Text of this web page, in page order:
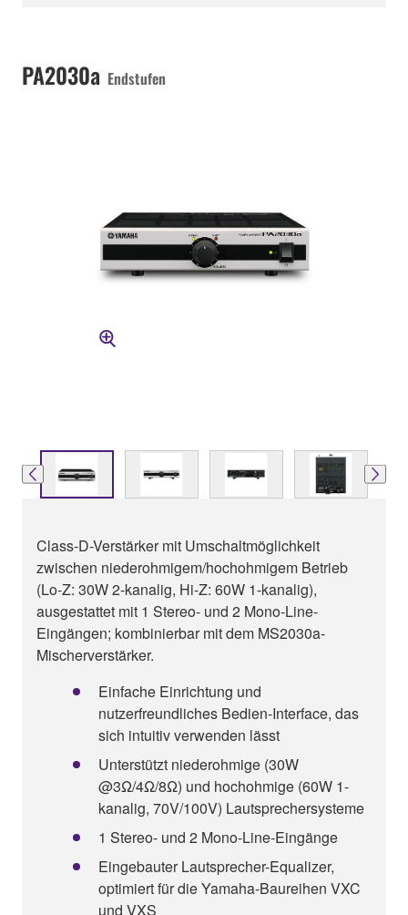
PA2030a Endstufen
Class-D-Verstärker mit Umschaltmöglichkeit
zwischen niederohmigem/hochohmigem Betrieb
(Lo-Z: 30W 2-kanalig, Hi-Z: 60W 1-kanalig),
ausgestattet mit 1 Stereo- und 2 Mono-Line-
Eingängen; kombinierbar mit dem MS2030a-
Mischerverstärker.
Einfache Einrichtung und
nutzerfreundliches Bedien-Interface, das
sich intuitiv verwenden lässt
Unterstützt niederohmige (30W
@3Ω/4Ω/8Ω) und hochohmige (60W 1-
kanalig, 70V/100V) Lautsprechersysteme
1 Stereo- und 2 Mono-Line-Eingänge
Eingebauter Lautsprecher-Equalizer,
optimiert für die Yamaha-Baureihen VXC
und VXS